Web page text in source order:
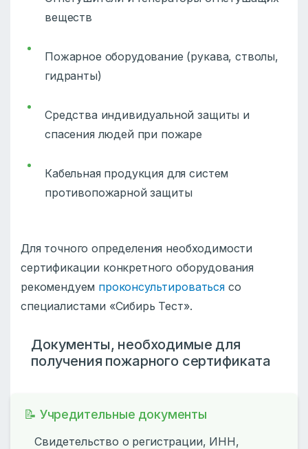
веществ
Пожарное оборудование (рукава, стволы,
гидранты)
Средства индивидуальной защиты и
спасения людей при пожаре
Кабельная продукция для систем
противопожарной защиты
Для точного определения необходимости
сертификации конкретного оборудования
рекомендуем проконсультироватьсясо
специалистами «Сибирь Тест».
Документы, необходимые для
получения пожарного сертификата
📝 Учредительные документы
Свидетельство о регистрации, ИНН,